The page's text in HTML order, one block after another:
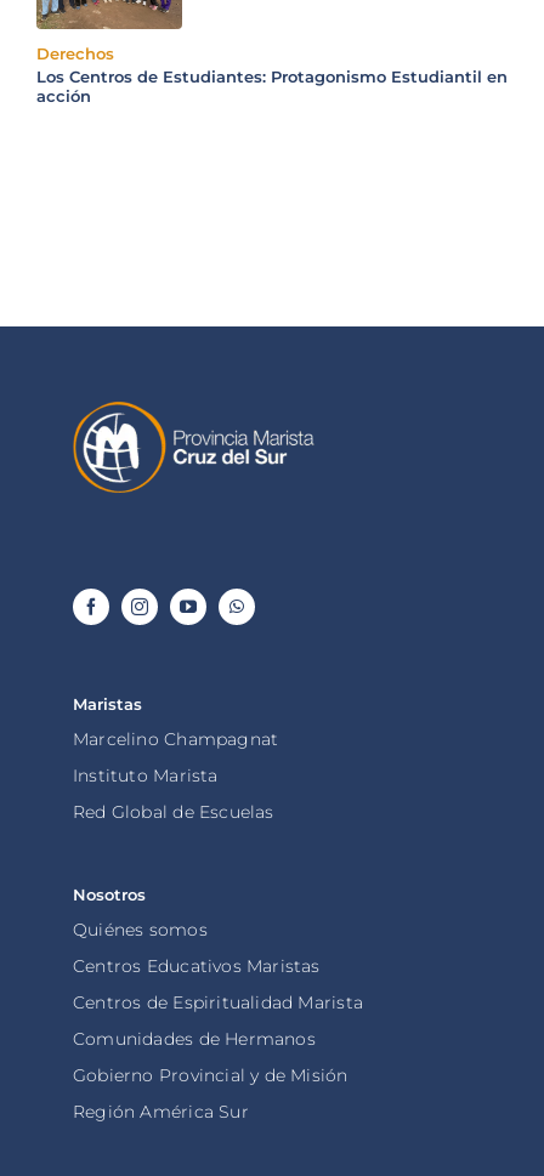
Derechos
Los Centros de Estudiantes: Protagonismo Estudiantil en
acción
Maristas
Marcelino Champagnat
Instituto Marista
Red Global de Escuelas
Nosotros
Quiénes somos
Centros Educativos Maristas
Centros de Espiritualidad Marista
Comunidades de Hermanos
Gobierno Provincial y de Misión
Región América Sur